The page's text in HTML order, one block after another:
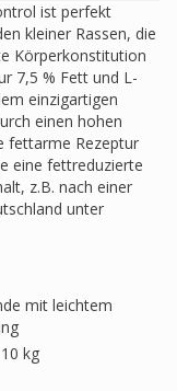
ist perfekt
kleiner Rassen, die
Körperkonstitution
7,5 % Fett und L-
einzigartigen
einen hohen
fettarme Rezeptur
eine fettreduzierte
z.B. nach einer
unter
mit leichtem
kg